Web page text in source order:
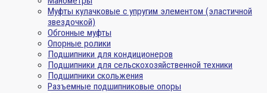
Муфты кулачковые с упругим элементом (эластичной
звездочкой)
Обгонные муфты
Опорные ролики
Подшипники для кондиционеров
Подшипники для сельскохозяйственной техники
Подшипники скольжения
Разъемные подшипниковые опоры